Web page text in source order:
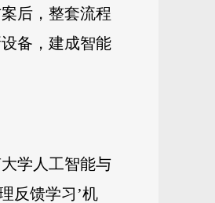
后，整套流程
备，建成智能
学人工智能与
反馈学习’机